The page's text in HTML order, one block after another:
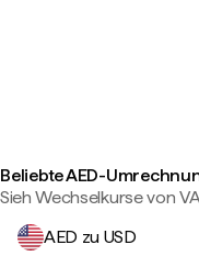
Beliebte AED-
Sieh Wechselkurse von
AED zu USD